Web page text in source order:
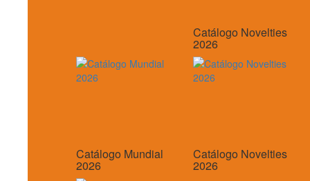
Catálogo Novelties
2026
Catálogo Mundial
2026
Catálogo Novelties
2026